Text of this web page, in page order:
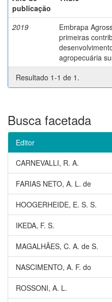
publicação
2019
Embrapa
primeiras
agropecuária
Resultado 1-1 de 1.
Busca facetada
Editor
CARNEVALLI, R. A.
FARIAS NETO, A. L. de
HOOGERHEIDE, E. S. S.
IKEDA, F. S.
MAGALHÃES, C. A. de S.
NASCIMENTO, A. F. do
ROSSONI, A. L.